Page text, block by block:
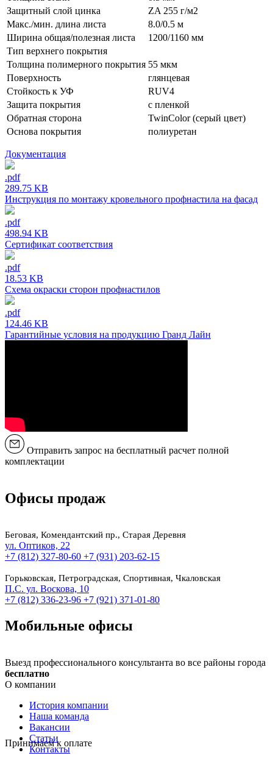
Защитный слой цинка
ZA 255 г/м2
Макс./мин. длина листа
8.0/0.5 м
Ширина общая/полезная листа
1200/1160 мм
Тип верхнего покрытия
Толщина полимерного покрытия 55 мкм
Поверхность
глянцевая
Стойкость к УФ
RUV4
Защита покрытия
с пленкой
Обратная сторона
TwinColor (серый цвет)
Основа покрытия
полиуретан
Документация
.pdf
289.75 KB
Инструкция по монтажу кровельного профнастила на фасад
.pdf
498.94 KB
Сертификат соответствия
.pdf
18.53 KB
Схема окраски сторон профнастилов
.pdf
124.46 KB
Гарантийные условия на продукцию Гранд Лайн
Отправить запрос на бесплатный расчет полной
комплектации
Офисы продаж
Беговая, Комендантский пр., Старая Деревня
ул. Оптиков, 22
+7 (812) 327-80-60 +7 (931) 203-62-15
Горьковская, Петроградская, Спортивная, Чкаловская
П.С. ул. Воскова, 10
+7 (812) 336-23-96 +7 (921) 371-01-80
Мобильные офисы
Выезд профессионального консультанта во все районы города
бесплатно
О компании
История компании
Наша команда
Вакансии
Статьи
Контакты
Принимаем к оплате